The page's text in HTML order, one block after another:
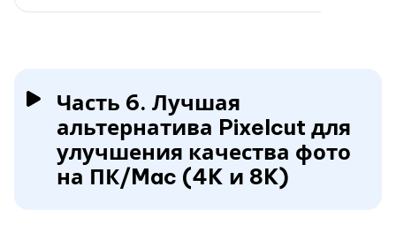
Часть 6. Лучшая
альтернатива Pixelcut для
улучшения качества фото
на ПК/Mac (4K и 8K)